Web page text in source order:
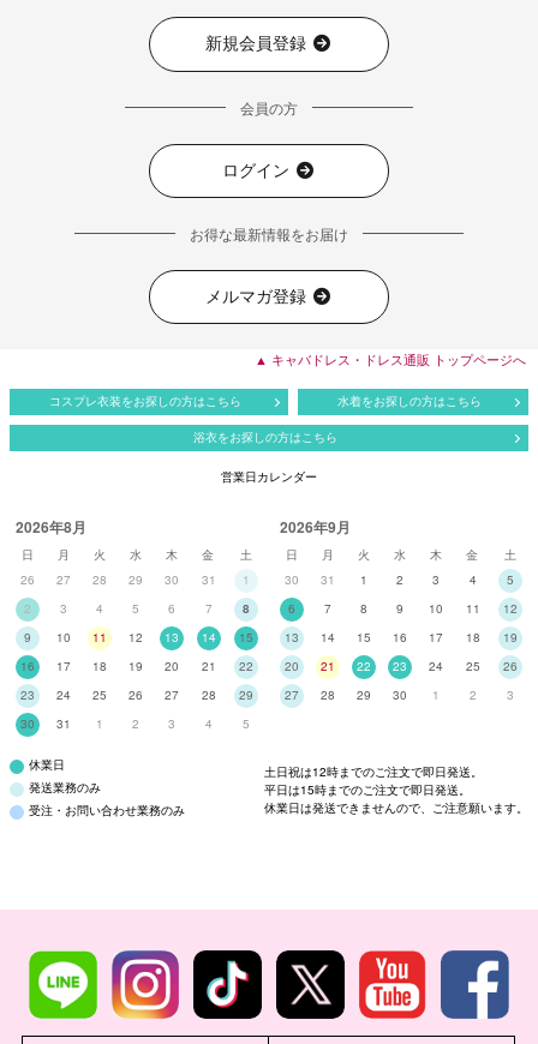
新規会員登録
会員の方
ログイン
お得な最新情報をお届け
メルマガ登録
▲ キャバドレス・ドレス通販 トップページへ
コスプレ衣装をお探しの方はこちら 水着をお探しの方はこちら
浴衣をお探しの方はこちら
営業日カレンダー
2026年8月
日 月 火 水 木 金
土
26
27 28 29 30 31
1
2
3 4 5 6 7
8
9
10 11 12 13 14
15
16
17 18 19 20 21
22
23
24 25 26 27 28
29
30
31 1 2 3 4 5
2026年9月
日 月 火 水 木 金
土
30
31 1 2 3 4
5
6
7 8 9 10 11
12
13
14 15 16 17 18
19
20
21 22 23 24 25
26
27
28 29 30 1 2 3
休業日
発送業務のみ
受注・お問い合わせ業務のみ
土日祝は12時までのご注文で即日発送。
平日は15時までのご注文で即日発送。
休業日は発送できませんので、ご注意願います。